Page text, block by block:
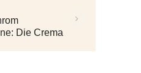
Die Crema